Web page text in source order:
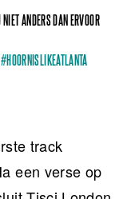
ANDERS DAN ERVOOR
#HOORNISLIKEATLANTA
track
een verse op